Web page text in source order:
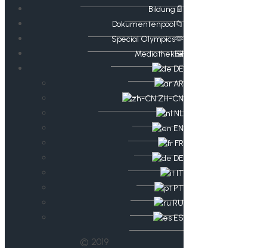
Bildung📄
Dokumentenpool📁
​​Special Olympics🫶
Mediathek🖼️​
DE
AR
ZH-CN
NL
EN
FR
DE
IT
PT
RU
ES
© 2019